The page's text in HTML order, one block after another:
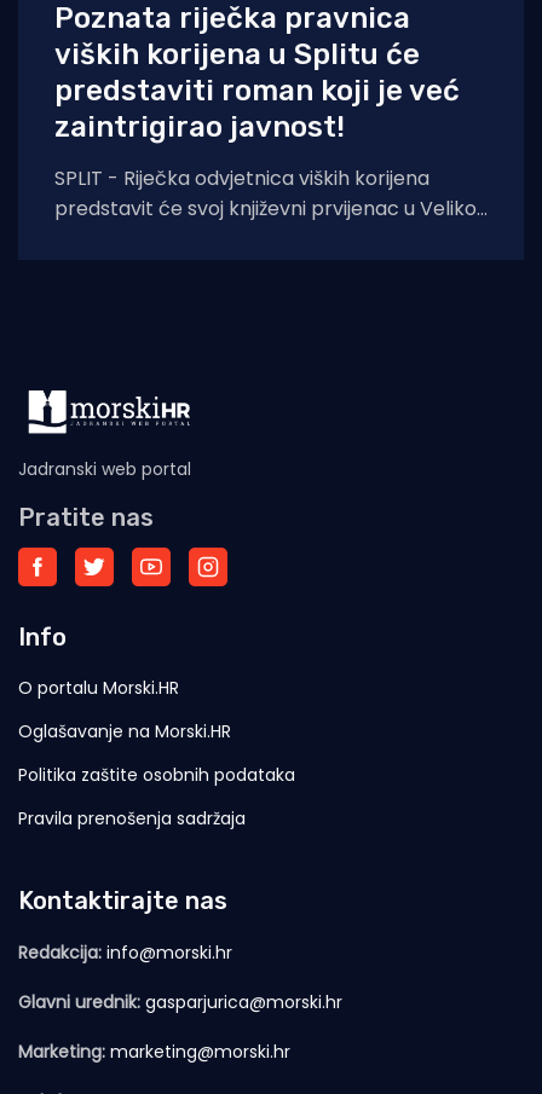
Poznata riječka pravnica
viških korijena u Splitu će
predstaviti roman koji je već
zaintrigirao javnost!
SPLIT - Riječka odvjetnica viških korijena
predstavit će svoj književni prvijenac u Velikoj
Jadranski web portal
Pratite nas
Info
O portalu Morski.HR
Oglašavanje na Morski.HR
Politika zaštite osobnih podataka
Pravila prenošenja sadržaja
Kontaktirajte nas
Redakcija: info@morski.hr
Glavni urednik: gasparjurica@morski.hr
Marketing: marketing@morski.hr